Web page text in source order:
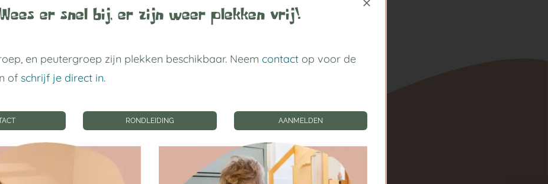
Wees er snel bij, er zijn weer plekken vrij!
en peutergroep zijn plekken beschikbaar. Neem contactop voor de
of schrijf je direct in.
RONDLEIDING AANMELDEN